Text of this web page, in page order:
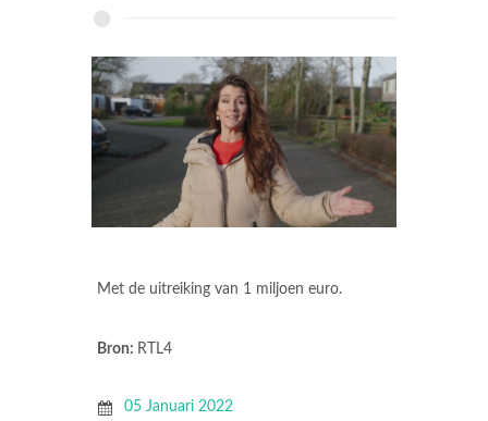
Met de uitreiking van 1 miljoen euro.
Bron: RTL4
05 Januari 2022